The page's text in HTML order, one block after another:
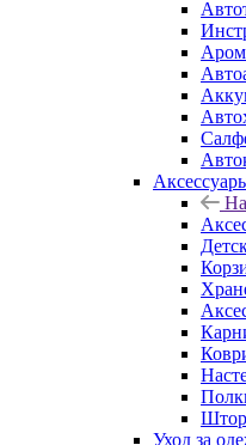
Уход за